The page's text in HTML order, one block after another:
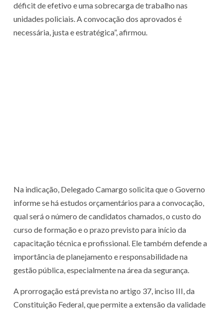
déficit de efetivo e uma sobrecarga de trabalho nas
unidades policiais. A convocação dos aprovados é
necessária, justa e estratégica”, afirmou.
Na indicação, Delegado Camargo solicita que o Governo
informe se há estudos orçamentários para a convocação,
qual será o número de candidatos chamados, o custo do
curso de formação e o prazo previsto para início da
capacitação técnica e profissional. Ele também defende a
importância de planejamento e responsabilidade na
gestão pública, especialmente na área da segurança.
A prorrogação está prevista no artigo 37, inciso III, da
Constituição Federal, que permite a extensão da validade